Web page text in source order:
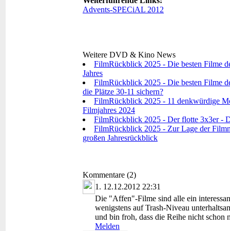
Advents-SPECiAL 2012
Weitere DVD & Kino News
FilmRückblick 2025 - Die besten Filme
Jahres
FilmRückblick 2025 - Die besten Filme
die Plätze 30-11 sichern?
FilmRückblick 2025 - 11 denkwürdige
Filmjahres 2024
FilmRückblick 2025 - Der flotte 3x3er -
FilmRückblick 2025 - Zur Lage der
großen Jahresrückblick
Kommentare (2)
1. 12.12.2012 22:31
Die "Affen"-Filme sind alle ein
wenigstens auf Trash-Niveau
und bin froh, dass die Reihe nicht schon
Melden